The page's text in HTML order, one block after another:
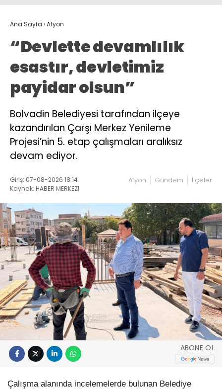
Ana Sayfa ›Afyon
“Devlette devamlılık
esastır, devletimiz
payidar olsun”
Bolvadin Belediyesi tarafından ilçeye
kazandırılan Çarşı Merkez Yenileme
Projesi’nin 5. etap çalışmaları aralıksız
devam ediyor.
Giriş: 07-08-2026 18:14
Kaynak: HABER MERKEZI
Afyon Gündem İlçeler
ABONE OL
Çalışma alanında incelemelerde bulunan Belediye